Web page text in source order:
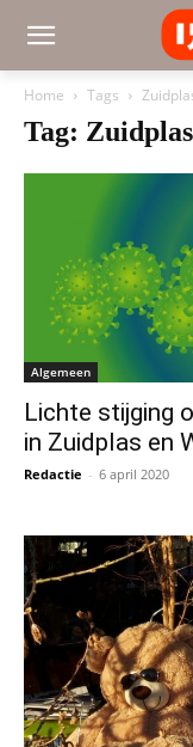
Home Tags
Tag: Zuidplas
Algemeen
Lichte stijging
in Zuidplas en
Redactie - 6 april 2020